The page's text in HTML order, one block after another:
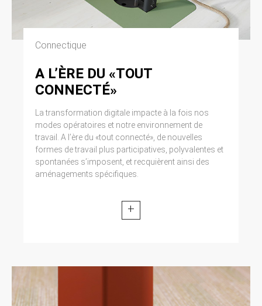
Connectique
A L’ÈRE DU «TOUT
CONNECTÉ»
La transformation digitale impacte à la fois nos
modes opératoires et notre environnement de
travail. A l’ère du «tout connecté», de nouvelles
formes de travail plus participatives, polyvalentes et
spontanées s’imposent, et recquièrent ainsi des
aménagements spécifiques.
+